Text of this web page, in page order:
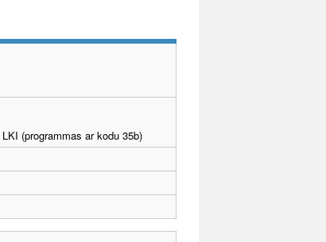
(programmas ar kodu 35b)